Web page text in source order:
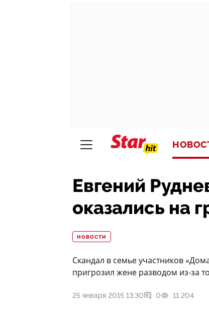
Евгений
оказались на
НОВОСТИ
Скандал в семье участников
пригрозил жене разводом из-за
25 января 2015 13:30 0 11 204